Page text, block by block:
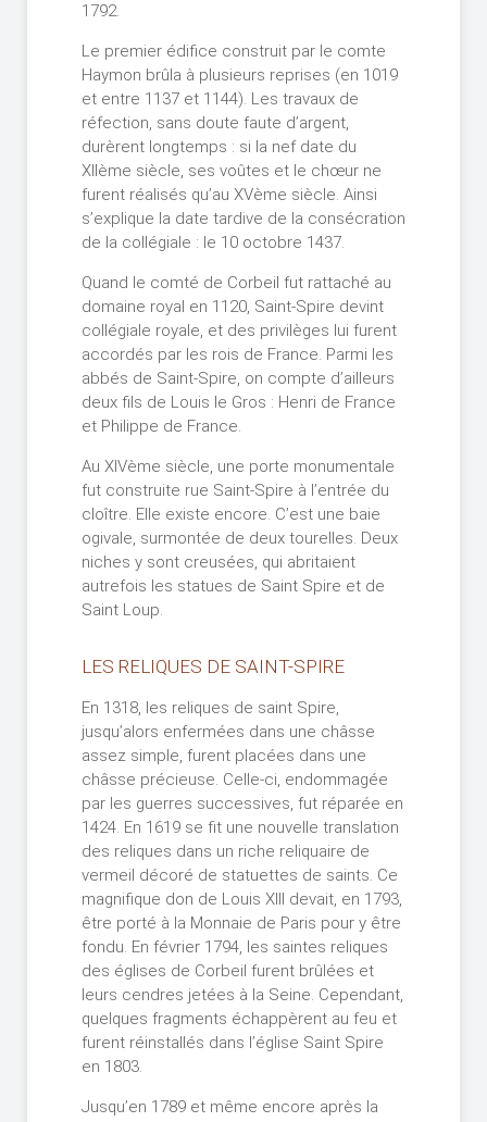
1792.
Le premier édifice construit par le comte
Haymon brûla à plusieurs reprises (en 1019
et entre 1137 et 1144). Les travaux de
réfection, sans doute faute d’argent,
durèrent longtemps : si la nef date du
XIIème siècle, ses voûtes et le chœur ne
furent réalisés qu’au XVème siècle. Ainsi
s’explique la date tardive de la consécration
de la collégiale : le 10 octobre 1437.
Quand le comté de Corbeil fut rattaché au
domaine royal en 1120, Saint-Spire devint
collégiale royale, et des privilèges lui furent
accordés par les rois de France. Parmi les
abbés de Saint-Spire, on compte d’ailleurs
deux fils de Louis le Gros : Henri de France
et Philippe de France.
Au XIVème siècle, une porte monumentale
fut construite rue Saint-Spire à l’entrée du
cloître. Elle existe encore. C’est une baie
ogivale, surmontée de deux tourelles. Deux
niches y sont creusées, qui abritaient
autrefois les statues de Saint Spire et de
Saint Loup.
LES RELIQUES DE SAINT-SPIRE
En 1318, les reliques de saint Spire,
jusqu’alors enfermées dans une châsse
assez simple, furent placées dans une
châsse précieuse. Celle-ci, endommagée
par les guerres successives, fut réparée en
1424. En 1619 se fit une nouvelle translation
des reliques dans un riche reliquaire de
vermeil décoré de statuettes de saints. Ce
magnifique don de Louis XIII devait, en 1793,
être porté à la Monnaie de Paris pour y être
fondu. En février 1794, les saintes reliques
des églises de Corbeil furent brûlées et
leurs cendres jetées à la Seine. Cependant,
quelques fragments échappèrent au feu et
furent réinstallés dans l’église Saint Spire
en 1803.
Jusqu’en 1789 et même encore après la